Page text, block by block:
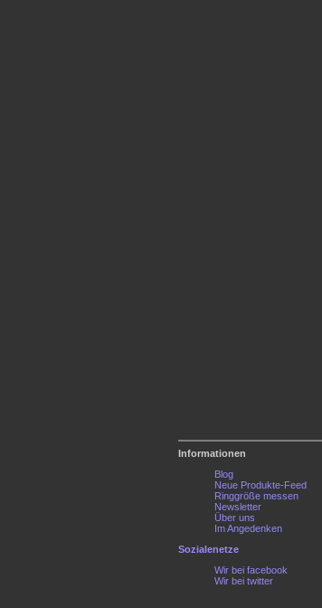
Informationen
Blog
Neue Produkte-Feed
Ringgröße messen
Newsletter
Über uns
Im Angedenken
Sozialenetze
Wir bei facebook
Wir bei twitter